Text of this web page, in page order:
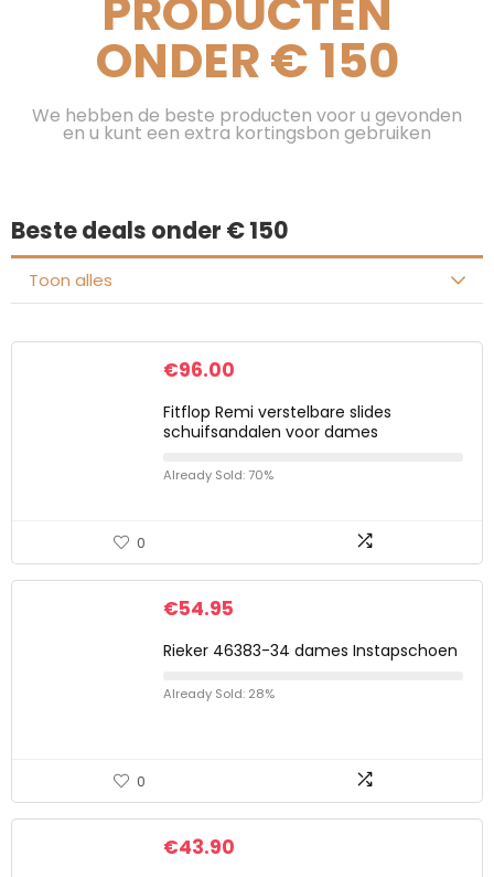
PRODUCTEN
ONDER € 150
We hebben de beste producten voor u gevonden
en u kunt een extra kortingsbon gebruiken
Beste deals onder € 150
Toon alles
€96.00
Fitflop Remi verstelbare slides
schuifsandalen voor dames
Already Sold: 70%
0
€54.95
Rieker 46383-34 dames Instapschoen
Already Sold: 28%
0
€43.90